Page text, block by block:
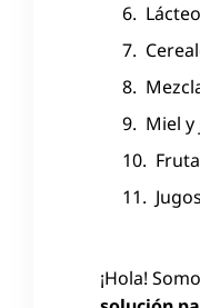
Miel y
¡Hola!